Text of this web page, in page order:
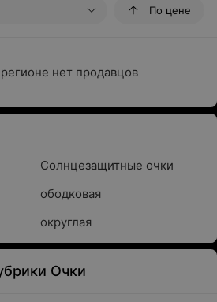
По цене
нет продавцов
Солнцезащитные очки
ободковая
округлая
Очки